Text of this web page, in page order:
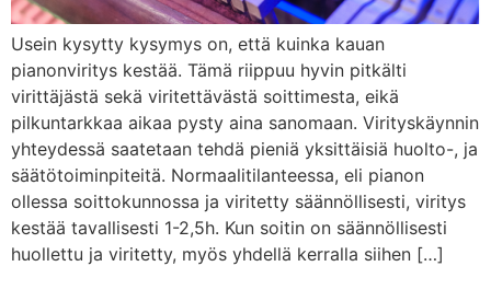
Usein kysytty kysymys on, että kuinka kauan
pianonviritys kestää. Tämä riippuu hyvin pitkälti
virittäjästä sekä viritettävästä soittimesta, eikä
pilkuntarkkaa aikaa pysty aina sanomaan. Virityskäynnin
yhteydessä saatetaan tehdä pieniä yksittäisiä huolto-, ja
säätötoiminpiteitä. Normaalitilanteessa, eli pianon
ollessa soittokunnossa ja viritetty säännöllisesti, viritys
kestää tavallisesti 1-2,5h. Kun soitin on säännöllisesti
huollettu ja viritetty, myös yhdellä kerralla siihen […]